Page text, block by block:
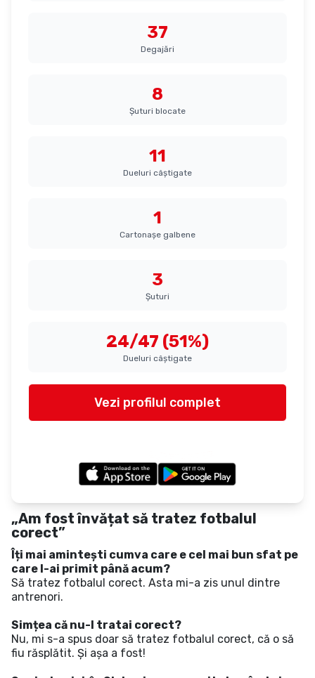
37
Degajări
8
Șuturi blocate
11
Dueluri câștigate
1
Cartonașe galbene
3
Șuturi
24/47 (51%)
Dueluri câștigate
Vezi profilul complet
„Am fost învățat să tratez fotbalul
corect”
Îți mai amintești cumva care e cel mai bun sfat pe
care l-ai primit până acum?
Să tratez fotbalul corect. Asta mi-a zis unul dintre
antrenori.
Simțea că nu-l tratai corect?
Nu, mi s-a spus doar să tratez fotbalul corect, că o să
fiu răsplătit. Și așa a fost!